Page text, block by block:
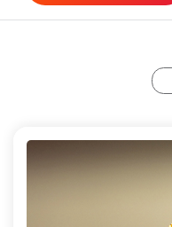
المصرفية للأفراد
كلمة مرور فورية